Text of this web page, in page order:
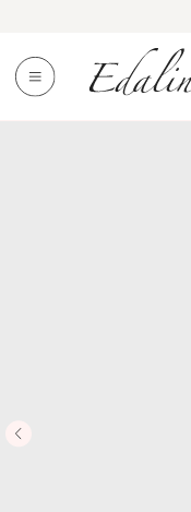
Вернуться
←